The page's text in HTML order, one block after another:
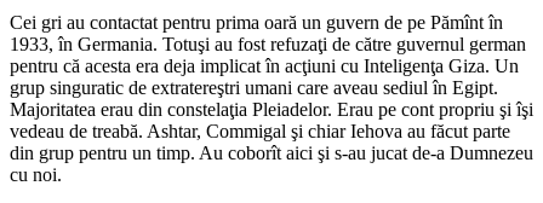
Cei gri au contactat pentru prima oară un guvern de pe Pămînt în
1933, în Germania. Totuşi au fost refuzaţi de către guvernul german
pentru că acesta era deja implicat în acţiuni cu Inteligenţa Giza. Un
grup singuratic de extratereştri umani care aveau sediul în Egipt.
Majoritatea erau din constelaţia Pleiadelor. Erau pe cont propriu şi îşi
vedeau de treabă. Ashtar, Commigal şi chiar Iehova au făcut parte
din grup pentru un timp. Au coborît aici şi s-au jucat de-a Dumnezeu
cu noi.